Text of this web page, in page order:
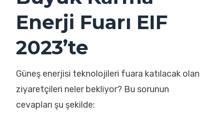
Enerji Fuarı EIF
2023’te
Güneş enerjisi teknolojileri fuara katılacak olan
ziyaretçileri neler bekliyor? Bu sorunun
cevapları şu şekilde: